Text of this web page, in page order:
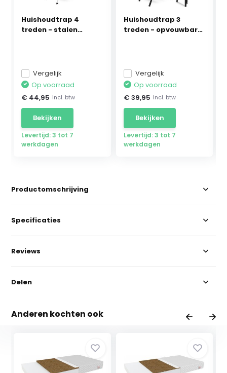
Huishoudtrap 4
treden - stalen
Vergelijk
Op voorraad
€ 44,95 Incl. btw
Bekijken
Levertijd: 3 tot 7
werkdagen
Huishoudtrap 3
treden - opvouwbare
Vergelijk
Op voorraad
€ 39,95 Incl. btw
Bekijken
Levertijd: 3 tot 7
werkdagen
Productomschrijving
Specificaties
Reviews
Delen
Anderen kochten ook